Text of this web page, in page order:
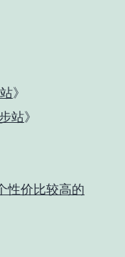
》
站》
性价比较高的